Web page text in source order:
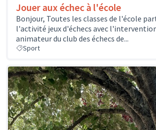
Jouer aux échec à l'école
Bonjour, Toutes les classes de l'école
l'activité jeux d'échecs avec
animateur du club des échecs de...
Sport